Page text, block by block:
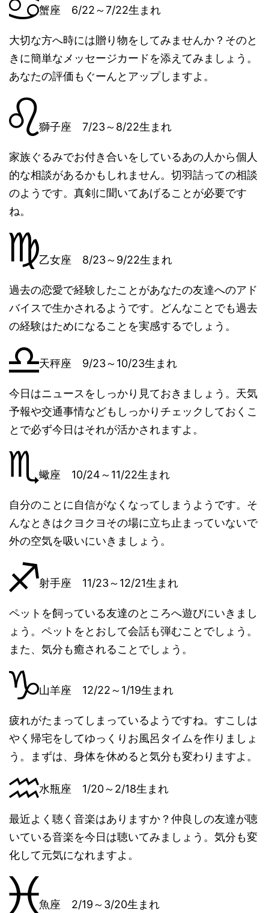
蟹座 6/22～7/22生まれ
大切な方へ時には贈り物をしてみませんか？そのと
きに簡単なメッセージカードを添えてみましょう。
あなたの評価もぐーんとアップしますよ。
獅子座 7/23～8/22生まれ
家族ぐるみでお付き合いをしているあの人から個人
的な相談があるかもしれません。切羽詰っての相談
のようです。真剣に聞いてあげることが必要です
ね。
乙女座 8/23～9/22生まれ
過去の恋愛で経験したことがあなたの友達へのアド
バイスで生かされるようです。どんなことでも過去
の経験はためになることを実感するでしょう。
天秤座 9/23～10/23生まれ
今日はニュースをしっかり見ておきましょう。天気
予報や交通事情などもしっかりチェックしておくこ
とで必ず今日はそれが活かされますよ。
蠍座 10/24～11/22生まれ
自分のことに自信がなくなってしまうようです。そ
んなときはクヨクヨその場に立ち止まっていないで
外の空気を吸いにいきましょう。
射手座 11/23～12/21生まれ
ペットを飼っている友達のところへ遊びにいきまし
ょう。ペットをとおして会話も弾むことでしょう。
また、気分も癒されることでしょう。
山羊座 12/22～1/19生まれ
疲れがたまってしまっているようですね。すこしは
やく帰宅をしてゆっくりお風呂タイムを作りましょ
う。まずは、身体を休めると気分も変わりますよ。
水瓶座 1/20～2/18生まれ
最近よく聴く音楽はありますか？仲良しの友達が聴
いている音楽を今日は聴いてみましょう。気分も変
化して元気になれますよ。
魚座 2/19～3/20生まれ